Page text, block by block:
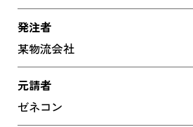
発注者
某物流会社
元請者
ゼネコン